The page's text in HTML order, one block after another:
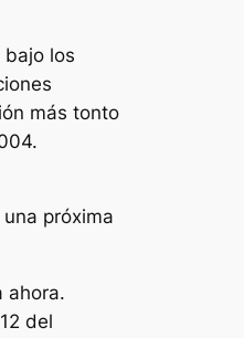
los
más tonto
próxima
ahora.
del